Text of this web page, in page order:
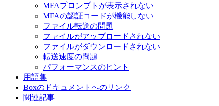
MFAプロンプトが表示されない
MFAの認証コードが機能しない
ファイル転送の問題
ファイルがアップロードされない
ファイルがダウンロードされない
転送速度の問題
パフォーマンスのヒント
用語集
Boxのドキュメントへのリンク
関連記事